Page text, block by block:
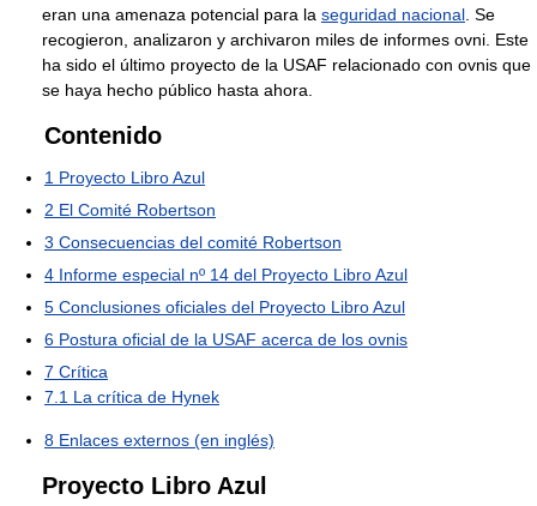
eran una amenaza potencial para la seguridad nacional . Se
recogieron, analizaron y archivaron miles de informes ovni. Este
ha sido el último proyecto de la USAF relacionado con ovnis que
se haya hecho público hasta ahora.
Contenido
1 Proyecto Libro Azul
2 El Comité Robertson
3 Consecuencias del comité Robertson
4 Informe especial nº 14 del Proyecto Libro Azul
5 Conclusiones oficiales del Proyecto Libro Azul
6 Postura oficial de la USAF acerca de los ovnis
7 Crítica
7.1 La crítica de Hynek
8 Enlaces externos (en inglés)
Proyecto Libro Azul